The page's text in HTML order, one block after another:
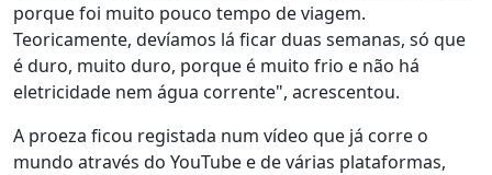
porque foi muito pouco tempo de viagem.
Teoricamente, devíamos lá ficar duas semanas, só que
é duro, muito duro, porque é muito frio e não há
eletricidade nem água corrente", acrescentou.
A proeza ficou registada num vídeo que já corre o
mundo através do YouTube e de várias plataformas,